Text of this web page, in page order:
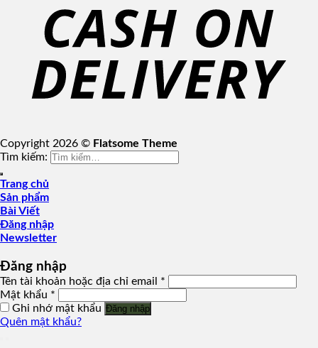
Copyright 2026 © Flatsome Theme
Tìm kiếm:
Trang chủ
Sản phẩm
Bài Viết
Đăng nhập
Newsletter
Đăng nhập
Tên tài khoản hoặc địa chỉ email *
Mật khẩu *
Ghi nhớ mật khẩu Đăng nhập
Quên mật khẩu?